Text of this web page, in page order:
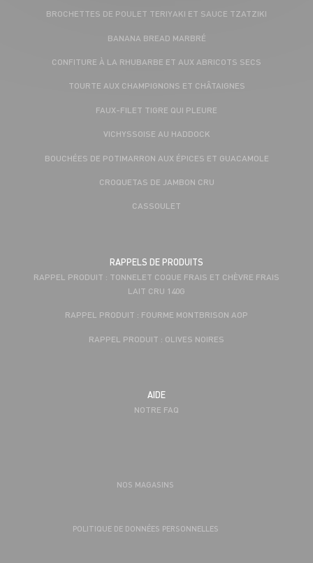
BROCHETTES DE POULET TERIYAKI ET SAUCE TZATZIKI
BANANA BREAD MARBRÉ
CONFITURE À LA RHUBARBE ET AUX ABRICOTS SECS
TOURTE AUX CHAMPIGNONS ET CHÂTAIGNES
FAUX-FILET TIGRE QUI PLEURE
VICHYSSOISE AU HADDOCK
BOUCHÉES DE POTIMARRON AUX ÉPICES ET GUACAMOLE
CROQUETAS DE JAMBON CRU
CASSOULET
RAPPELS DE PRODUITS
RAPPEL PRODUIT : TONNELET COQUE FRAIS ET CHÈVRE FRAIS
LAIT CRU 140G
RAPPEL PRODUIT : FOURME MONTBRISON AOP
RAPPEL PRODUIT : OLIVES NOIRES
AIDE
NOTRE FAQ
NOS MAGASINS
POLITIQUE DE DONNÉES PERSONNELLES